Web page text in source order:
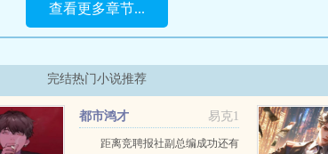
查看更多章节...
完结热门小说推荐
易克1
都市鸿才
距离竞聘报社副总编成功还有